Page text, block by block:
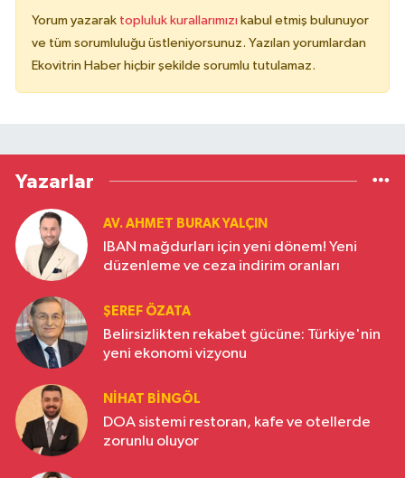
Yorum yazarak topluluk kurallarımızı kabul etmiş bulunuyor
ve tüm sorumluluğu üstleniyorsunuz. Yazılan yorumlardan
Ekovitrin Haber hiçbir şekilde sorumlu tutulamaz.
Yazarlar
AV. AHMET BURAK YALÇIN
IBAN mağdurları için yeni dönem! Yeni
düzenleme ve ceza indirim oranları
ŞEREF ÖZATA
Belirsizlikten rekabet gücüne: Türkiye'nin
yeni ekonomi vizyonu
NIHAT BINGÖL
DOA sistemi restoran, kafe ve otellerde
zorunlu oluyor